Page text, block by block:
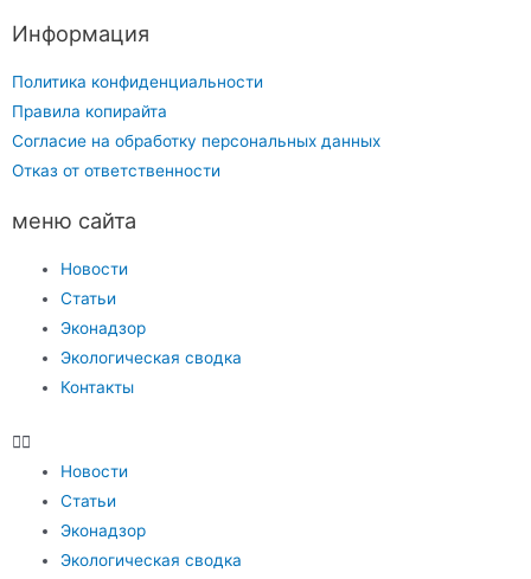
Информация
Политика конфиденциальности
Правила копирайта
Согласие на обработку персональных данных
Отказ от ответственности
меню сайта
Новости
Статьи
Эконадзор
Экологическая сводка
Контакты
Новости
Статьи
Эконадзор
Экологическая сводка